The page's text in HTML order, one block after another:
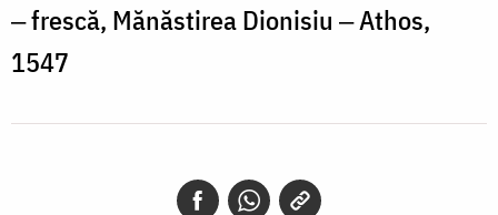
frescă,
Dionisiu
‒ frescă, Mănăstirea Dionisiu ‒ Athos,
1547